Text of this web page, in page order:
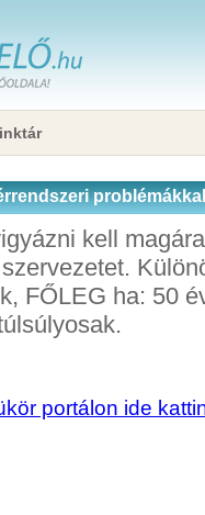
problémákkal
kell
FŐLEG ha: 50
portálon ide